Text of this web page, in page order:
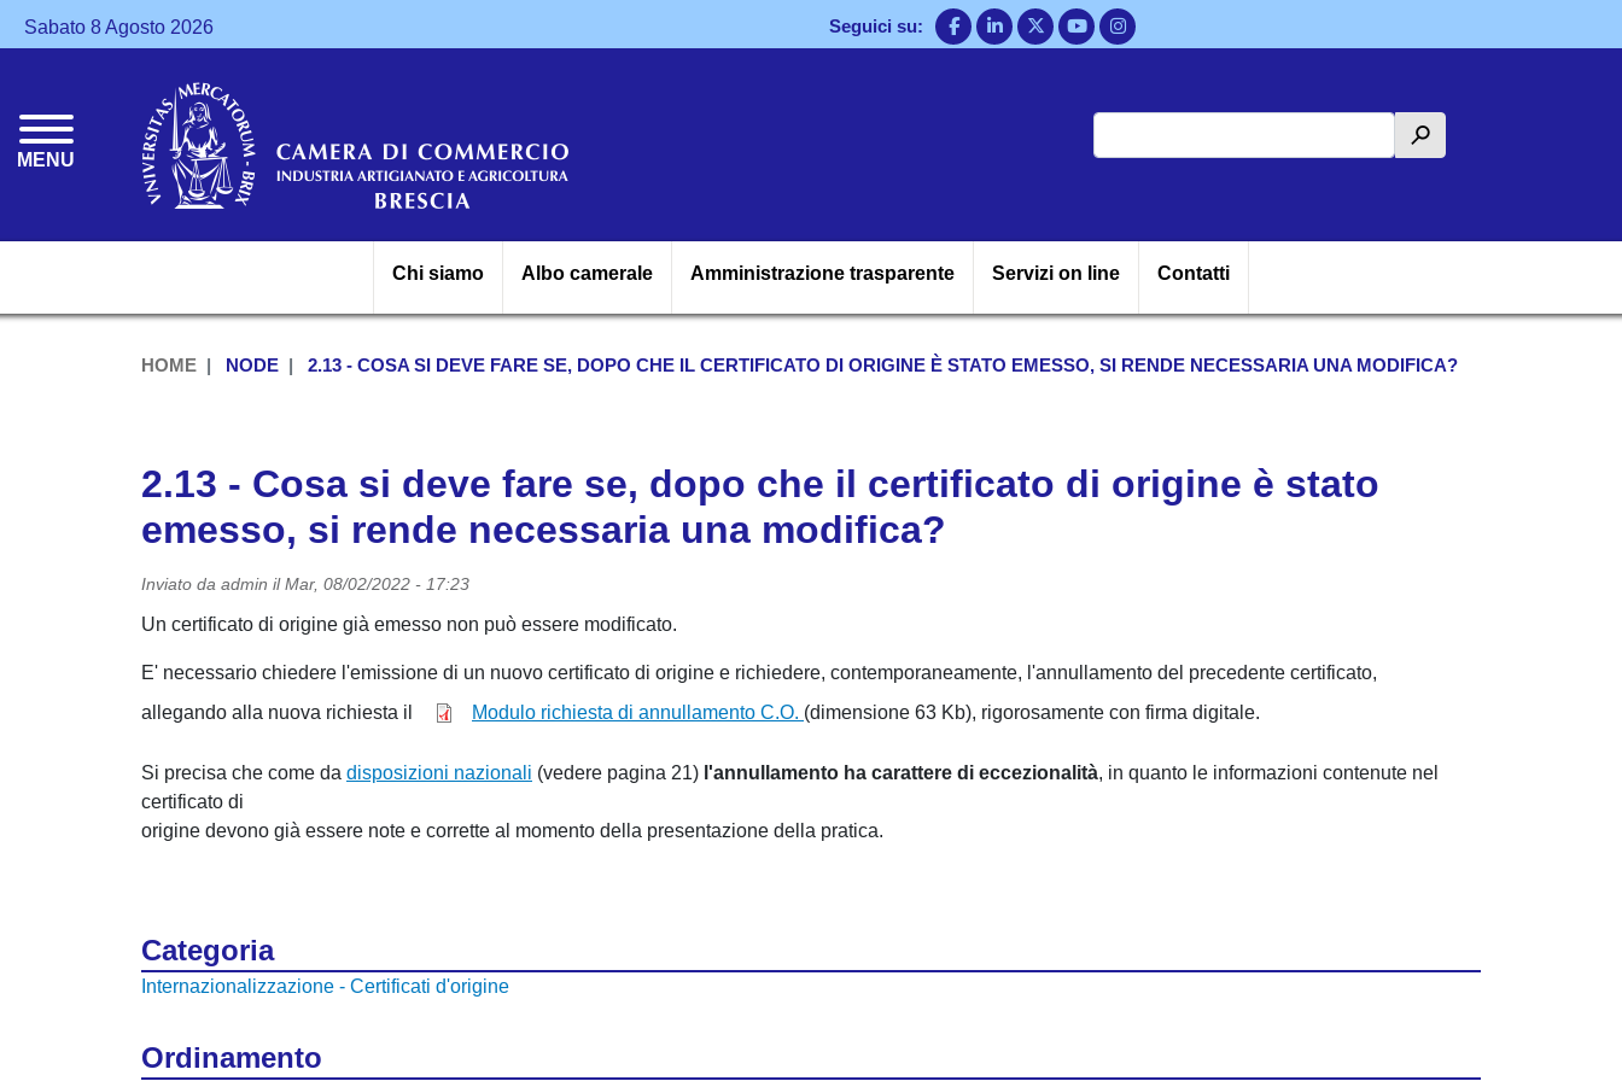
Salta
al
Sabato 8 Agosto 2026 Seguici su:
MENU
h
Navigazione principale
Chi siamo Albo camerale Amministrazione trasparente Servizi on line Contatti
HOME NODE 2.13 - COSA SI DEVE FARE SE, DOPO CHE IL CERTIFICATO DI ORIGINE È STATO EMESSO, SI RENDE NECESSARIA UNA MODIFICA?
2.13 - Cosa si deve fare se, dopo che il certificato di origine è stato
emesso, si rende necessaria una modifica?
Inviato da admin ilMar, 08/02/2022 - 17:23
Un certificato di origine già emesso non può essere modificato.
E' necessario chiedere l'emissione di un nuovo certificato di origine e richiedere, contemporaneamente, l'annullamento del precedente certificato,
allegando alla nuova richiesta il
Modulo richiesta di annullamento C.O. (dimensione 63 Kb), rigorosamente con firma digitale.
Si precisa che come da disposizioni nazionali (vedere pagina 21) l'annullamento ha carattere di eccezionalità, in quanto le informazioni contenute nel
certificato di
origine devono già essere note e corrette al momento della presentazione della pratica.
Categoria
Internazionalizzazione - Certificati d'origine
Ordinamento